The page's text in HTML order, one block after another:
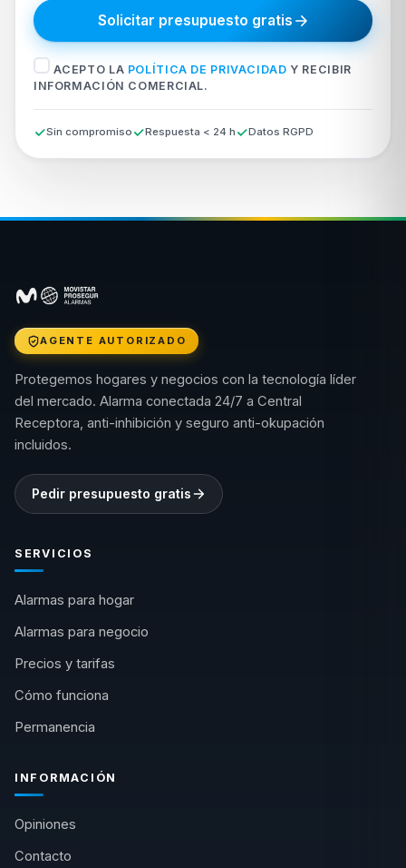
Solicitar presupuesto gratis
ACEPTO LA POLÍTICA DE PRIVACIDAD Y RECIBIR
INFORMACIÓN COMERCIAL.
Sin compromiso Respuesta < 24 h Datos RGPD
AGENTE AUTORIZADO
Protegemos hogares y negocios con la tecnología líder
del mercado. Alarma conectada 24/7 a Central
Receptora, anti-inhibición y seguro anti-okupación
incluidos.
Pedir presupuesto gratis
SERVICIOS
Alarmas para hogar
Alarmas para negocio
Precios y tarifas
Cómo funciona
Permanencia
INFORMACIÓN
Opiniones
Contacto